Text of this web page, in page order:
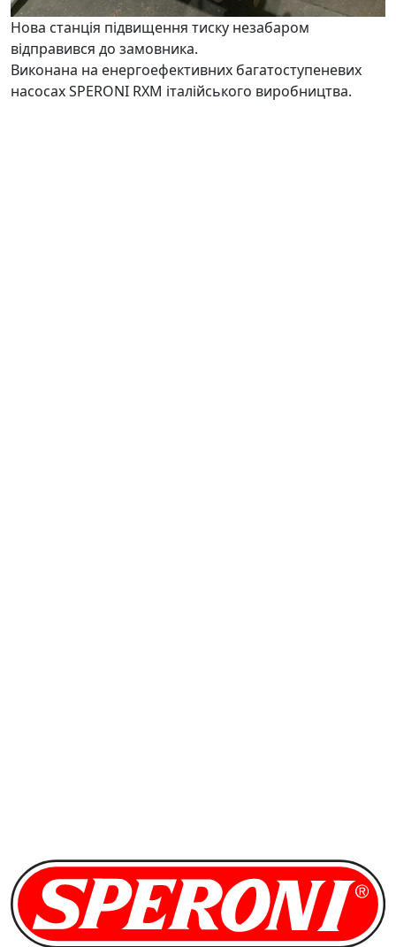
Нова станція підвищення тиску незабаром
відправився до замовника.
Виконана на енергоефективних багатоступеневих
насосах SPERONI RXM італійського виробництва.